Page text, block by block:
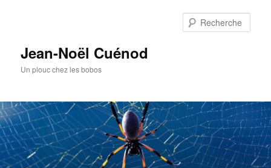
Jean-Noël Cuénod
Un plouc chez les bobos